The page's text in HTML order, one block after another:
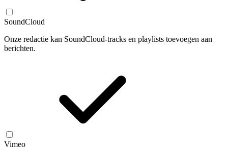
SoundCloud
Onze redactie kan SoundCloud-tracks en playlists toevoegen aan
berichten.
Vimeo